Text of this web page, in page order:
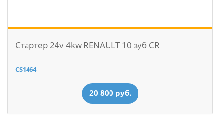
Стартер 24v 4kw RENAULT 10 зуб CR
CS1464
20 800 руб.